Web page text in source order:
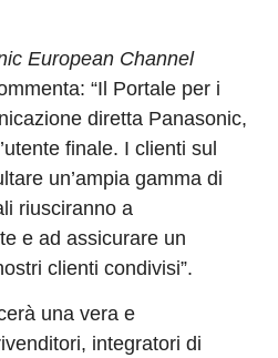
European Channel
“Il Portale per i
diretta Panasonic,
finale. I clienti sul
un’ampia gamma di
riusciranno a
e ad assicurare un
clienti condivisi”.
una vera e
integratori di